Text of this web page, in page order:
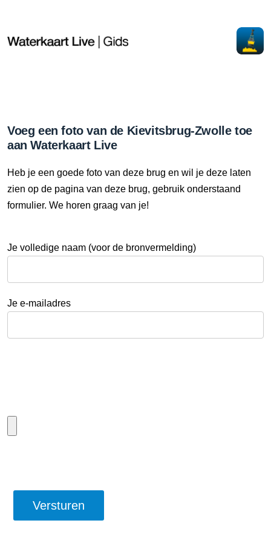
Voeg een foto van de Kievitsbrug-Zwolle toe
aan Waterkaart Live
Heb je een goede foto van deze brug en wil je deze laten
zien op de pagina van deze brug, gebruik onderstaand
formulier. We horen graag van je!
Je volledige naam (voor de bronvermelding)
Je e-mailadres